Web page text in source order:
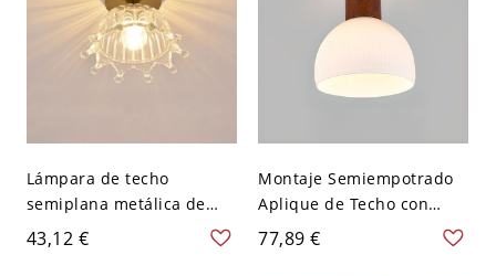
Lámpara de techo
semiplana metálica de
moda adaptada para
LED/incandescente/fluore
43,12 €
Montaje Semiempotrado
Aplique de Techo con
Plumaje, 110V-120V, Nogal
77,89 €